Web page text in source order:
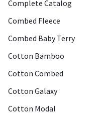
Complete Catalog
Combed Fleece
Combed Baby Terry
Cotton Bamboo
Cotton Combed
Cotton Galaxy
Cotton Modal